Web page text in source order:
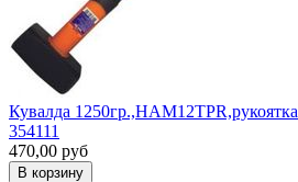
Кувалда 1250гр.,НАМ12TPR,рукоятка
354111
470,00 руб